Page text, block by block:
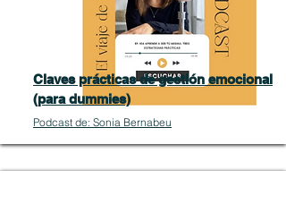
Claves prácticas de gestión emocional
(para dummies)
Podcast de: Sonia Bernabeu